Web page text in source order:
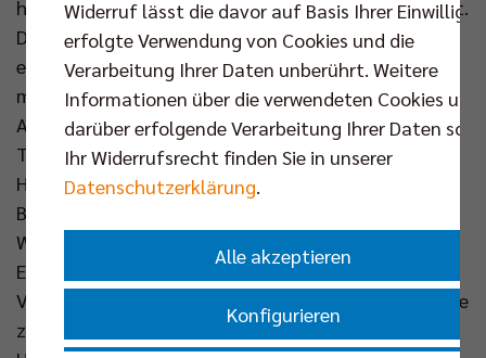
haben diesem Tag eine lange Zeit entgegengefiebert.
Der erste Aufschlag der Saison 23/24 vor dem
eigenen Publikum steht bevor und mit voller Energie
möchten die Berliner daraus einen erfolgreichen
Abend machen. Nicht nur das komplett neue
Trainerteam, auch fünf Spieler feiern morgen ihre
Heimpremiere für den Deutschen Meister. Coach
Banks fasst die Gemütslage in Worte: „Die ersten
Wochen in Berlin liegen hinter mir und ich habe einen
Eindruck dafür bekommen, wie viel Arbeit in diesem
Verein investiert wird. Ich mag es in der Trainingshalle
zu stehen, aber nichts übertrifft das Gefühl, ein
Widerruf lässt die davor auf Basis Ihrer
erfolgte Verwendung von Cookies und die
Verarbeitung Ihrer Daten unberührt. Weitere
Informationen über die verwendeten Cookies und
darüber erfolgende Verarbeitung Ihrer Daten
Ihr Widerrufsrecht finden Sie in unserer
Datenschutzerklärung
Alle akzeptieren
Konfigurieren